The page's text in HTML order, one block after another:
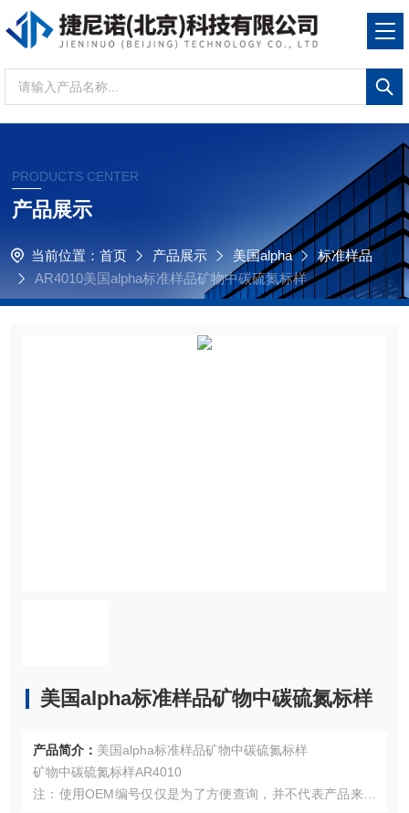
PRODUCTS CENTER
产品展示
当前位置： 首页 产品展示 美国alpha
标准样品
AR4010美国alpha标准样品矿物中碳硫氮标样
美国alpha标准样品矿物中碳硫氮标样
产品简介： 美国alpha标准样品矿物中碳硫氮标样
矿物中碳硫氮标样AR4010
注：使用OEM编号仅仅是为了方便查询，并不代表产品来自